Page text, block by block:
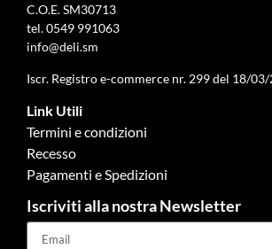
C.O.E. SM30713
tel.0549 991063
info@deli.sm
Iscr. Registro e-commerce nr. 299 del 18/
Link Utili
Termini e condizioni
Recesso
Pagamenti e Spedizioni
Iscriviti alla nostra Newsletter